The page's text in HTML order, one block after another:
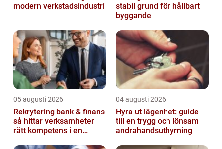
modern verkstadsindustri
stabil grund för hållbart
byggande
05 augusti 2026
Rekrytering bank & finans
så hittar verksamheter
rätt kompetens i en
04 augusti 2026
Hyra ut lägenhet: guide
till en trygg och lönsam
andrahandsuthyrning